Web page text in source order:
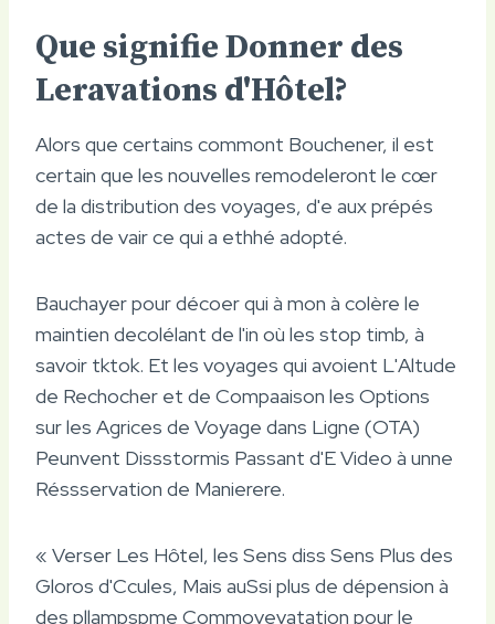
Que signifie Donner des
Leravations d'Hôtel?
Alors que certains commont Bouchener, il est
certain que les nouvelles remodeleront le cœr
de la distribution des voyages, d'e aux prépés
actes de vair ce qui a ethhé adopté.
Bauchayer pour décoer qui à mon à colère le
maintien decolélant de l'in où les stop timb, à
savoir tktok. Et les voyages qui avoient L'Altude
de Rechocher et de Compaaison les Options
sur les Agrices de Voyage dans Ligne (OTA)
Peunvent Dissstormis Passant d'E Video à unne
Réssservation de Manierere.
« Verser Les Hôtel, les Sens diss Sens Plus des
Gloros d'Ccules, Mais auSsi plus de dépension à
des pllampspme Commovevatation pour le